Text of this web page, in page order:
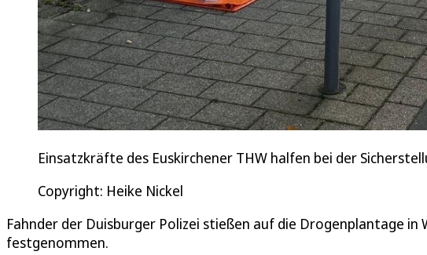
Einsatzkräfte des Euskirchener THW halfen bei der
Copyright: Heike Nickel
Fahnder der Duisburger Polizei stießen auf die Drogenplantage in
festgenommen.